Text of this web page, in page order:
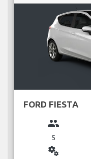
FORD FIESTA
group
5
miscellaneous_services